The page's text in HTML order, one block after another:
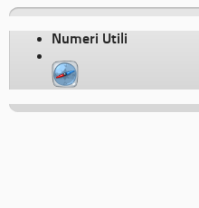
Numeri Utili